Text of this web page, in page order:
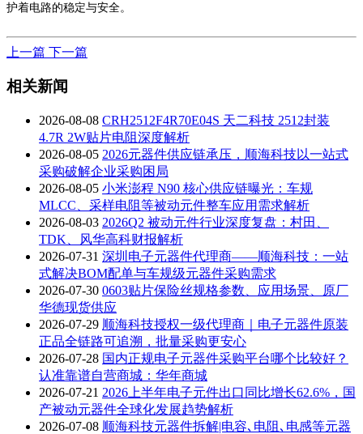
护着电路的稳定与安全。
上一篇 下一篇
相关新闻
2026-08-08 CRH2512F4R70E04S 天二科技 2512封装
4.7R 2W贴片电阻深度解析
2026-08-05 2026元器件供应链承压，顺海科技以一站式
采购破解企业采购困局
2026-08-05 小米澎程 N90 核心供应链曝光：车规
MLCC、采样电阻等被动元件整车应用需求解析
2026-08-03 2026Q2 被动元件行业深度复盘：村田、
TDK、风华高科财报解析
2026-07-31 深圳电子元器件代理商——顺海科技：一站
式解决BOM配单与车规级元器件采购需求
2026-07-30 0603贴片保险丝规格参数、应用场景、原厂
华德现货供应
2026-07-29 顺海科技授权一级代理商｜电子元器件原装
正品全链路可追溯，批量采购更安心
2026-07-28 国内正规电子元器件采购平台哪个比较好？
认准靠谱自营商城：华年商城
2026-07-21 2026上半年电子元件出口同比增长62.6%，国
产被动元器件全球化发展趋势解析
2026-07-08 顺海科技元器件拆解|电容､电阻､电感等元器